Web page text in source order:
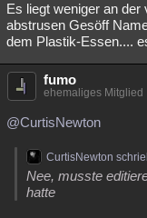
Es liegt weniger an der
abstrusen Gesöff
dem Plastik-Essen....
fumo
ehemaliges Mitglied
@CurtisNewton
CurtisNewton
Nee, musste
hatte